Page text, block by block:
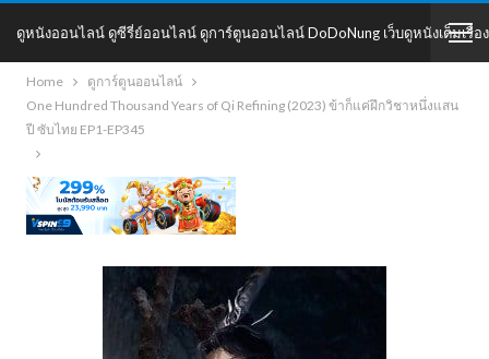
ดูหนังออนไลน์ ดูซีรี่ย์ออนไลน์ ดูการ์ตูนออนไลน์ DoDoNung เว็บดูหนังเต็มเรื่อง
DoDoNung
Home
ดูการ์ตูนออนไลน์
One Hundred Thousand Years of Qi Refining (2023) ข้าก็แค่ฝึกวิชาหนึ่งแสน
ปี ซับไทย EP1-EP345